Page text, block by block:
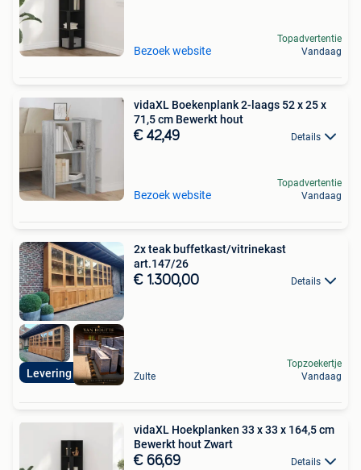
Bezoek website
Topadvertentie
Vandaag
vidaXL Boekenplank 2-laags 52 x 25 x
71,5 cm Bewerkt hout
€ 42,49 Details
Bezoek website
Topadvertentie
Vandaag
Levering mogelijk
2x teak buffetkast/vitrinekast
art.147/26
€ 1.300,00 Details
Zulte
Topzoekertje
Vandaag
vidaXL Hoekplanken 33 x 33 x 164,5 cm
Bewerkt hout Zwart
€ 66,69 Details